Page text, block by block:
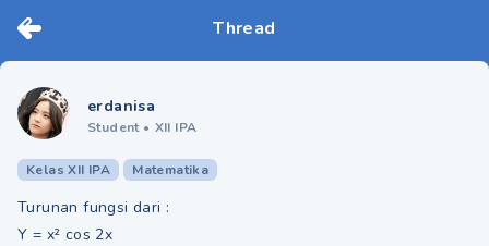
Thread
erdanisa
Student • XII IPA
Kelas XII IPA Matematika
Turunan fungsi dari :
Y = x² cos 2x